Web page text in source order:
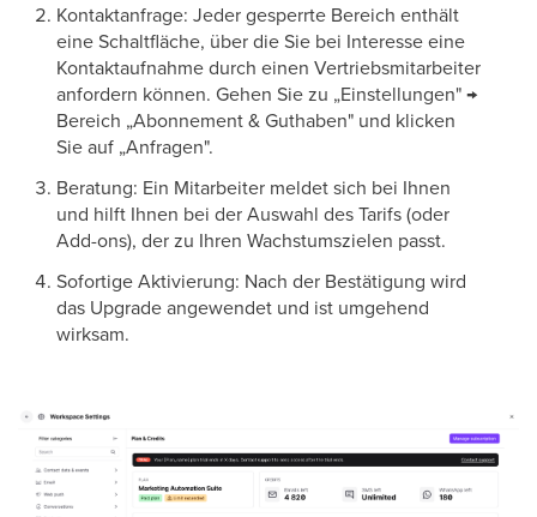
Kontaktanfrage: Jeder gesperrte Bereich enthält
eine Schaltfläche, über die Sie bei Interesse eine
Kontaktaufnahme durch einen Vertriebsmitarbeiter
anfordern können. Gehen Sie zu „Einstellungen" →
Bereich „Abonnement & Guthaben" und klicken
Sie auf „Anfragen".
Beratung: Ein Mitarbeiter meldet sich bei Ihnen
und hilft Ihnen bei der Auswahl des Tarifs (oder
Add-ons), der zu Ihren Wachstumszielen passt.
Sofortige Aktivierung: Nach der Bestätigung wird
das Upgrade angewendet und ist umgehend
wirksam.